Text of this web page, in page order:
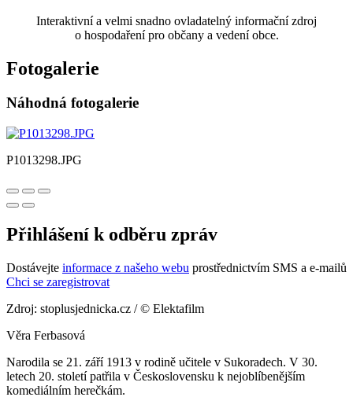
Interaktivní a velmi snadno ovladatelný informační zdroj
o hospodaření pro občany a vedení obce.
Fotogalerie
Náhodná fotogalerie
P1013298.JPG
Přihlášení k odběru zpráv
Dostávejte informace z našeho webu prostřednictvím SMS a e-mailů
Chci se zaregistrovat
Zdroj: stoplusjednicka.cz / © Elektafilm
Věra Ferbasová
Narodila se 21. září 1913 v rodině učitele v Sukoradech. V 30.
letech 20. století patřila v Československu k nejoblíbenějším
komediálním herečkám.